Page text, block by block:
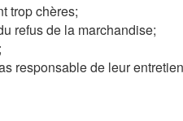
trop chères;
refus de la marchandise;
responsable de leur